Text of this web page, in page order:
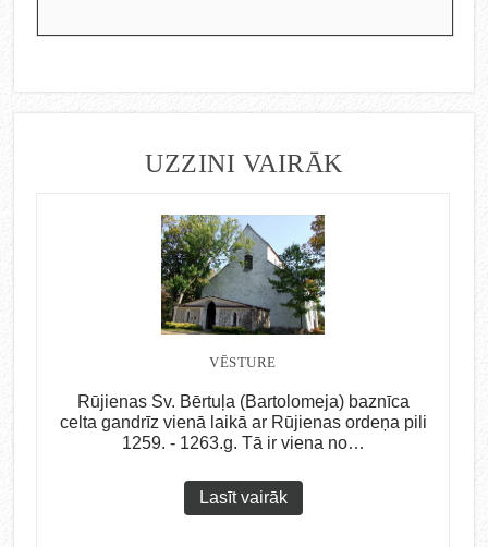
UZZINI VAIRĀK
VĒSTURE
Rūjienas Sv. Bērtuļa (Bartolomeja) baznīca
celta gandrīz vienā laikā ar Rūjienas ordeņa pili
1259. - 1263.g. Tā ir viena no…
Lasīt vairāk